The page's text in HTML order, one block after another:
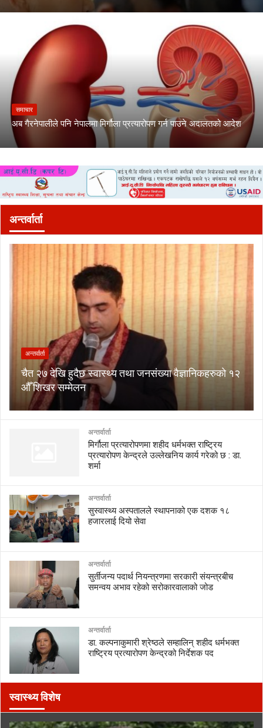
समाचार
अब गैरनेपालीले पनि नेपालमा मिर्गौला प्रत्यारोपण गर्न पाउने अदालतको आदेश
अन्तर्वार्ता
अन्तर्वार्ता
चैत २७ देखि हुदैछ स्वास्थ्य तथा जनसंख्या वैज्ञानिकहरुको १२
औँ शिखर सम्मेलन
अन्तर्वार्ता
मिर्गौला प्रत्यारोपणमा शहीद धर्मभक्त राष्ट्रिय
प्रत्यारोपण केन्द्रले उल्लेखनिय कार्य गरेको छ : डा.
शर्मा
अन्तर्वार्ता
सुस्वास्थ्य अस्पतालले स्थापनाको एक दशक १८
हजारलाई दियो सेवा
अन्तर्वार्ता
सुर्तीजन्य पदार्थ नियन्त्रणमा सरकारी संयन्त्रबीच
समन्वय अभाव रहेको सरोकारवालाको जोड
अन्तर्वार्ता
डा. कल्पनाकुमारी श्रेष्ठले सम्हालिन् शहीद धर्मभक्त
राष्ट्रिय प्रत्यारोपण केन्द्रको निर्देशक पद
स्वास्थ्य विशेष